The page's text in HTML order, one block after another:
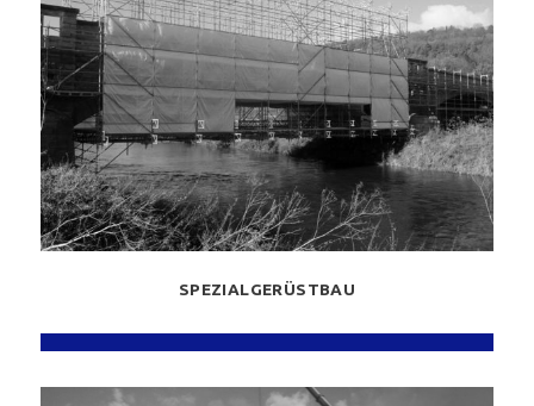
SPEZIALGERÜSTBAU